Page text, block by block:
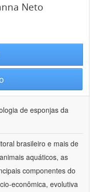
Neto
de esponjas da
brasileiro e mais de
aquáticos, as
componentes do
econômica, evolutiva